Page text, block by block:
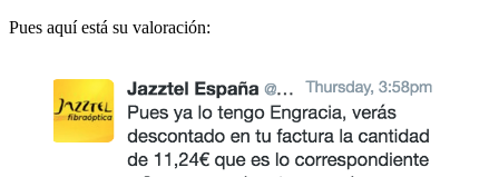
Pues aquí está su valoración: